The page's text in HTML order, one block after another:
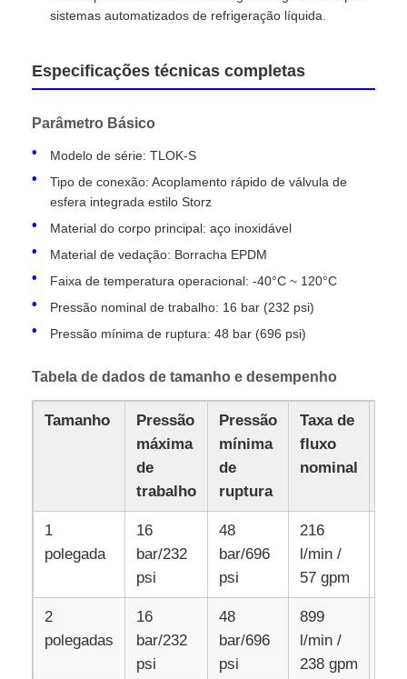
sistemas automatizados de refrigeração líquida.
Especificações técnicas completas
Parâmetro Básico
Modelo de série: TLOK-S
Tipo de conexão: Acoplamento rápido de válvula de
esfera integrada estilo Storz
Material do corpo principal: aço inoxidável
Material de vedação: Borracha EPDM
Faixa de temperatura operacional: -40°C ~ 120°C
Pressão nominal de trabalho: 16 bar (232 psi)
Pressão mínima de ruptura: 48 bar (696 psi)
Tabela de dados de tamanho e desempenho
Tamanho
Pressão
máxima
de
trabalho
Pressão
mínima
de
ruptura
Taxa de
fluxo
nominal
1
polegada
16
bar/232
psi
48
bar/696
psi
216
l/min /
57 gpm
2
polegadas
16
bar/232
psi
48
bar/696
psi
899
l/min /
238 gpm